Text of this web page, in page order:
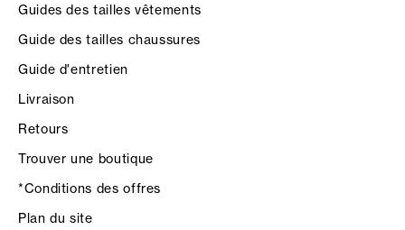
Guides des tailles vêtements
Guide des tailles chaussures
Guide d'entretien
Livraison
Retours
Trouver une boutique
*Conditions des offres
Plan du site